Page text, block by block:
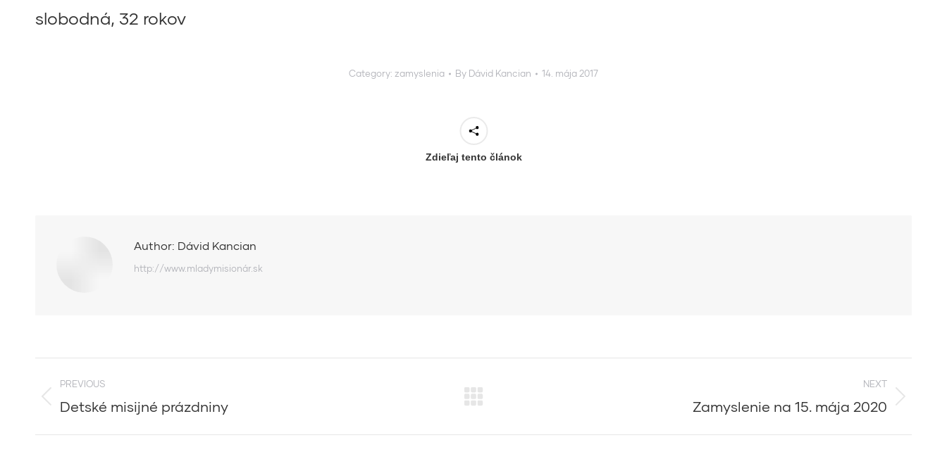
slobodná, 32 rokov
Category: zamyslenia By Dávid Kancian 14. mája 2017
Zdieľaj tento článok
Author: Dávid Kancian
http://www.mladymisionár.sk
navigation
PREVIOUS
Previous
Detské misijné prázdniny
NEXT
Zamyslenie na 15. mája 2020